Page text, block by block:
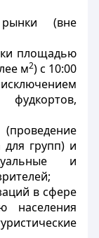
рынки (вне
площадью
м2) с 10:00
для групп) и
и
в сфере
населения